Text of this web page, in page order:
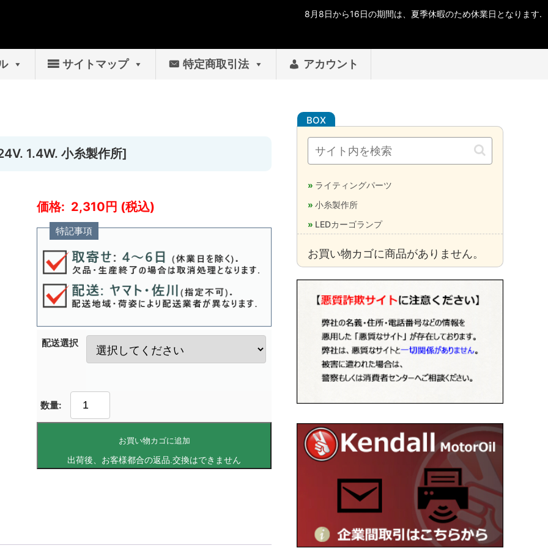
サイトマップ 特定商取引法 アカウント
1.4W. 小糸製作所]
2,310
特記事項
配送選択
お買い物カゴに追加
ライティングパーツ
小糸製作所
LEDカーゴランプ
お買い物カゴに商品がありません。